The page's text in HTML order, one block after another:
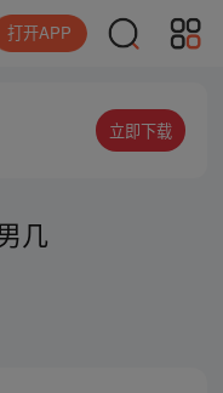
打开APP
立即下载
几